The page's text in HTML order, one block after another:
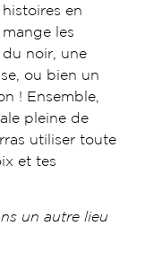
en
les
noir, une
ou bien un
! Ensemble,
pleine de
utiliser toute
et tes
un autre lieu